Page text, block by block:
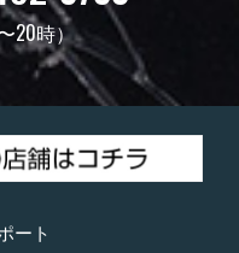
20時）
ート